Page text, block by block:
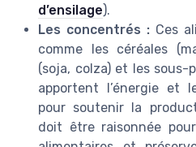
d’ensilage).
Les concentrés : Ces
comme les céréales
(soja, colza) et les sous-
apportent l’énergie et
pour soutenir la
doit être raisonnée